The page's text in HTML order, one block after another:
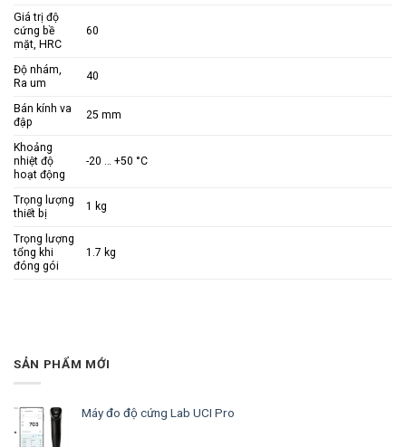
Giá trị độ
cứng bề
mặt, HRC
60
Độ nhám,
Ra um
40
Bán kính va
đập
25 mm
Khoảng
nhiệt độ
hoạt động
-20 … +50 °C
Trọng lượng
thiết bị
1 kg
Trọng lượng
tổng khi
đóng gói
1.7 kg
SẢN PHẨM MỚI
Máy đo độ cứng Lab UCI Pro